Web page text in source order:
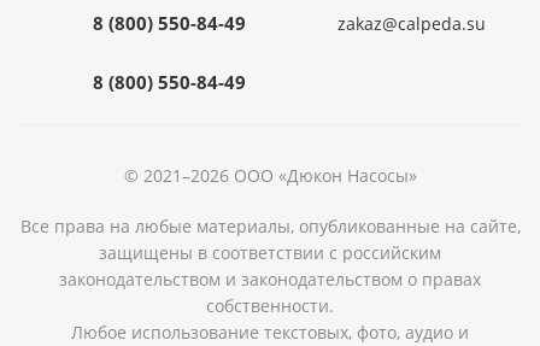
8 (800) 550-84-49
8 (800) 550-84-49
zakaz@calpeda.su
© 2021–2026 ООО «Дюкон Насосы»
Все права на любые материалы, опубликованные на сайте,
защищены в соответствии с российским
законодательством и законодательством о правах
собственности.
Любое использование текстовых, фото, аудио и